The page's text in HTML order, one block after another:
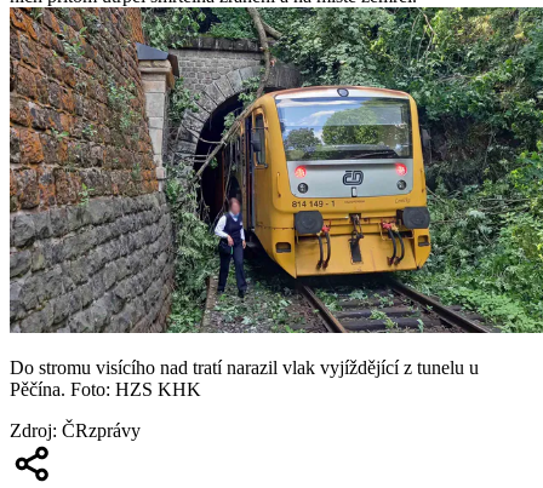
Do stromu visícího nad tratí narazil vlak vyjíždějící z tunelu u
Pěčína. Foto: HZS KHK
Zdroj: ČRzprávy